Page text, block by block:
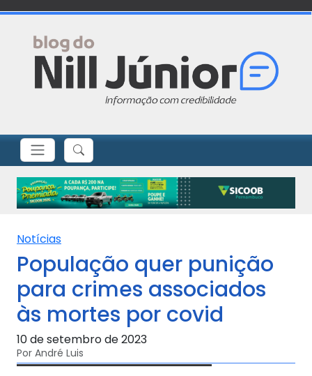
Notícias
População quer punição
para crimes associados
às mortes por covid
10 de setembro de 2023
Por André Luis